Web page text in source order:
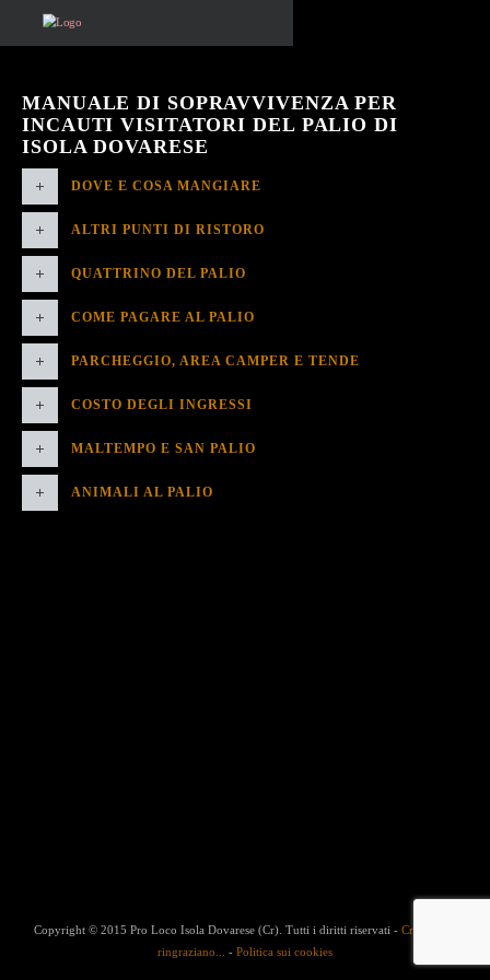
MANUALE DI SOPRAVVIVENZA PER
INCAUTI VISITATORI DEL PALIO DI
ISOLA DOVARESE
DOVE E COSA MANGIARE
ALTRI PUNTI DI RISTORO
QUATTRINO DEL PALIO
COME PAGARE AL PALIO
PARCHEGGIO, AREA CAMPER E TENDE
COSTO DEGLI INGRESSI
MALTEMPO E SAN PALIO
ANIMALI AL PALIO
Copyright © 2015 Pro Loco Isola Dovarese (Cr). Tutti i diritti riservati - Credits
ringraziano...
- Politica sui cookies